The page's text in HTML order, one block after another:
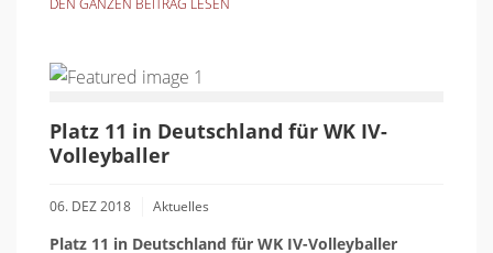
Platz 11 in Deutschland für WK IV-
Volleyballer
06. DEZ 2018 Aktuelles
Platz 11 in Deutschland für WK IV-Volleyballer